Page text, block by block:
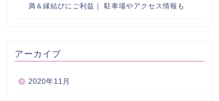
満＆縁結びにご利益｜ 駐車場やアクセス情報も
アーカイブ
2020年11月